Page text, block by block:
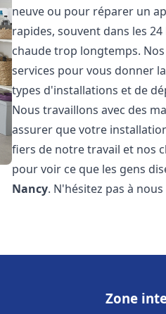
neuve ou pour réparer un
rapides, souvent dans les
chaude trop longtemps.
services pour vous donner
types d'installations et de
Nous travaillons avec des
assurer que votre
fiers de notre travail et nos
pour voir ce que les gens
Nancy. N'hésitez pas à
Zone